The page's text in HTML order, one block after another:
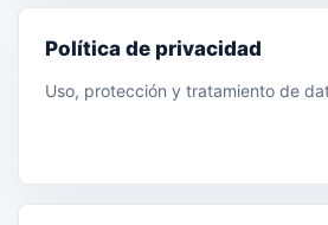
Política de privacidad
Uso, protección y tratamiento de